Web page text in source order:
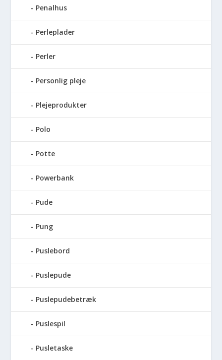
Penalhus
Perleplader
Perler
Personlig pleje
Plejeprodukter
Polo
Potte
Powerbank
Pude
Pung
Puslebord
Puslepude
Puslepudebetræk
Puslespil
Pusletaske